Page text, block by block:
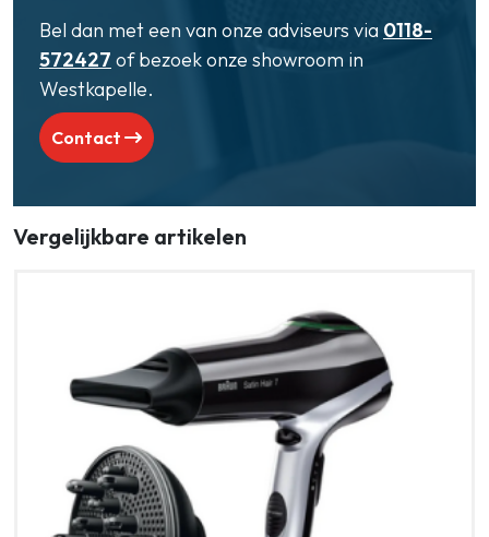
Bel dan met een van onze adviseurs via 0118-
572427 of bezoek onze showroom in
Westkapelle.
Contact
Vergelijkbare artikelen